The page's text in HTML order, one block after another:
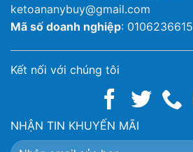
ketoananybuy@gmail.com
Mã số doanh nghiệp: 0106236615
Kết nối với chúng tôi
NHẬN TIN KHUYẾN MÃI